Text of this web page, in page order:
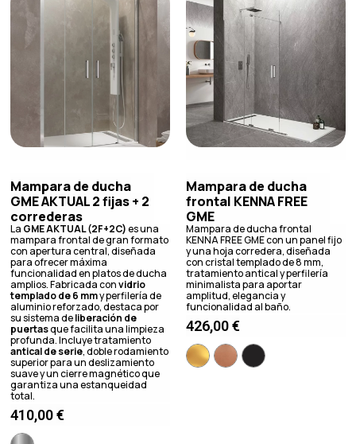
Mampara de ducha
GME AKTUAL 2 fijas + 2
correderas
La GME AKTUAL (2F+2C)es una
mampara frontal de gran formato
con apertura central, diseñada
para ofrecer máxima
funcionalidad en platos de ducha
amplios. Fabricada convidrio
templado de 6 mmy perfilería de
aluminio reforzado, destaca por
su sistema deliberación de
puertasque facilita una limpieza
profunda. Incluye tratamiento
antical de serie, doble rodamiento
superior para un deslizamiento
suave y un cierre magnético que
garantiza una estanqueidad
total.
410,00€
Mampara de ducha
frontal KENNA FREE
GME
Mampara de ducha frontal
KENNA FREE GME con un panel fijo
y una hoja corredera, diseñada
con cristal templado de 8 mm,
tratamiento antical y perfilería
minimalista para aportar
amplitud, elegancia y
funcionalidad al baño.
426,00€